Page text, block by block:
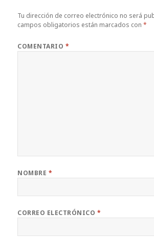
Tu dirección de correo electrónico no será
campos obligatorios están marcados con*
COMENTARIO *
NOMBRE *
CORREO ELECTRÓNICO *